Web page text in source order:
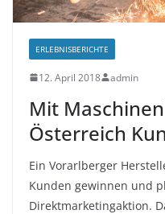
ERLEBNISBERICHTE
12. April 2018 admin
Mit
Österreich
Ein Vorarlberger
Kunden gewinnen und
Direktmarketingaktion.